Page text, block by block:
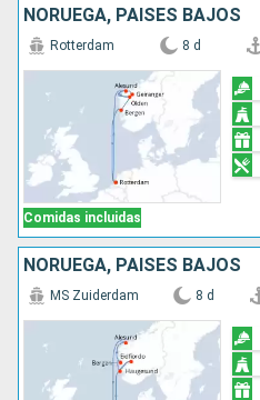
NORUEGA, PAISES BAJOS
Comidas incluidas
Rotterdam 8 d
NORUEGA, PAISES BAJOS
MS Zuiderdam 8 d